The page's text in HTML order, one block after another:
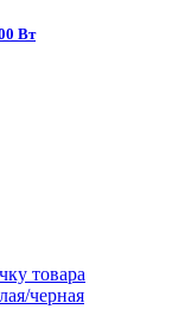
Вт
товара